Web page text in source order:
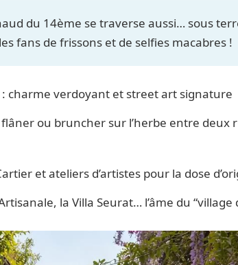
du 14ème se traverse aussi… sous
fans de frissons et de selfies macabres !
: charme verdoyant et street art signature
ou bruncher sur l’herbe entre deux
et ateliers d’artistes pour la dose
la Villa Seurat… l’âme du “village